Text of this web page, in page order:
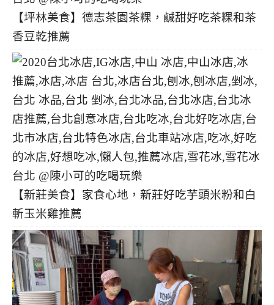
【坪林美食】德志茶園茶粿，鹹甜好吃茶粿和茶
香豆乾推薦
【新莊美食】家食心地，新莊好吃芋頭米粉和白
斬玉米雞推薦